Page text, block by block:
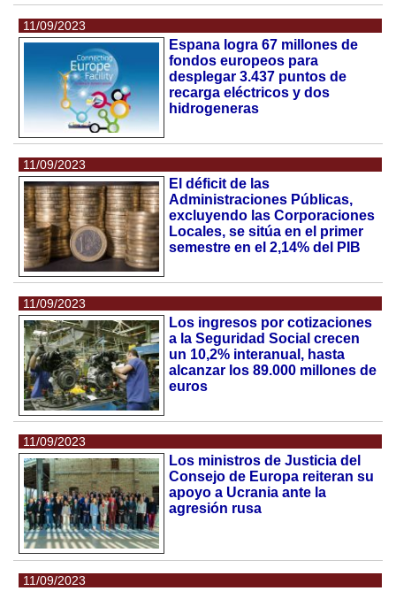
11/09/2023
Espana logra 67 millones de
fondos europeos para
desplegar 3.437 puntos de
recarga eléctricos y dos
hidrogeneras
11/09/2023
El déficit de las
Administraciones Públicas,
excluyendo las Corporaciones
Locales, se sitúa en el primer
semestre en el 2,14% del PIB
11/09/2023
Los ingresos por cotizaciones
a la Seguridad Social crecen
un 10,2% interanual, hasta
alcanzar los 89.000 millones de
euros
11/09/2023
Los ministros de Justicia del
Consejo de Europa reiteran su
apoyo a Ucrania ante la
agresión rusa
11/09/2023